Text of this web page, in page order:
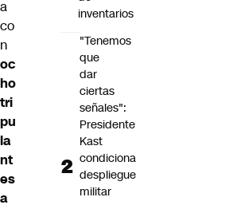
a
co
n
oc
ho
tri
pu
la
nt
es
a
inventarios
"Tenemos
que
dar
ciertas
señales":
Presidente
Kast
condiciona
despliegue
militar